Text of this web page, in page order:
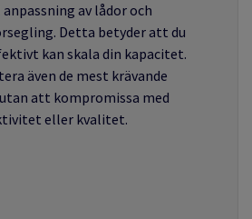
av lådor och
Detta betyder att du
kan skala din kapacitet.
även de mest krävande
att kompromissa med
eller kvalitet.